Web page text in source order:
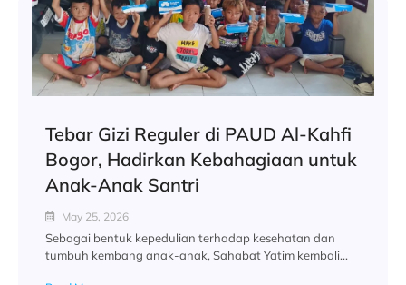
Tebar Gizi Reguler di PAUD Al-Kahfi
Bogor, Hadirkan Kebahagiaan untuk
Anak-Anak Santri
May 25, 2026
Sebagai bentuk kepedulian terhadap kesehatan dan
tumbuh kembang anak-anak, Sahabat Yatim kembali...